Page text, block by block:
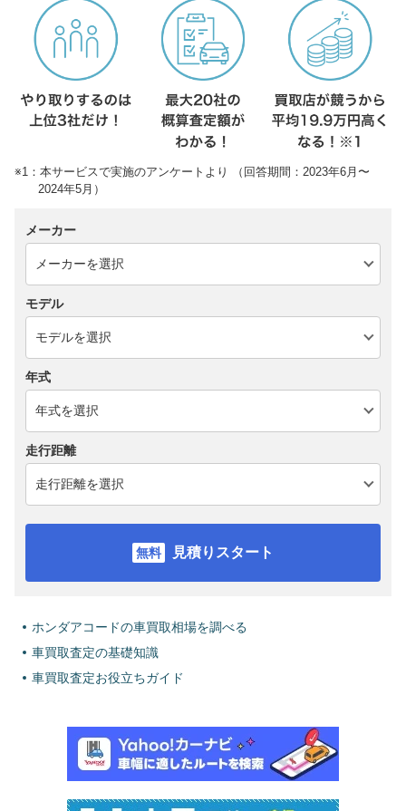
※1：本サービスで実施のアンケートより （回答期間：2023年6月〜
2024年5月）
メーカー
モデル
年式
走行距離
見積りスタート
ホンダアコードの車買取相場を調べる
車買取査定の基礎知識
車買取査定お役立ちガイド